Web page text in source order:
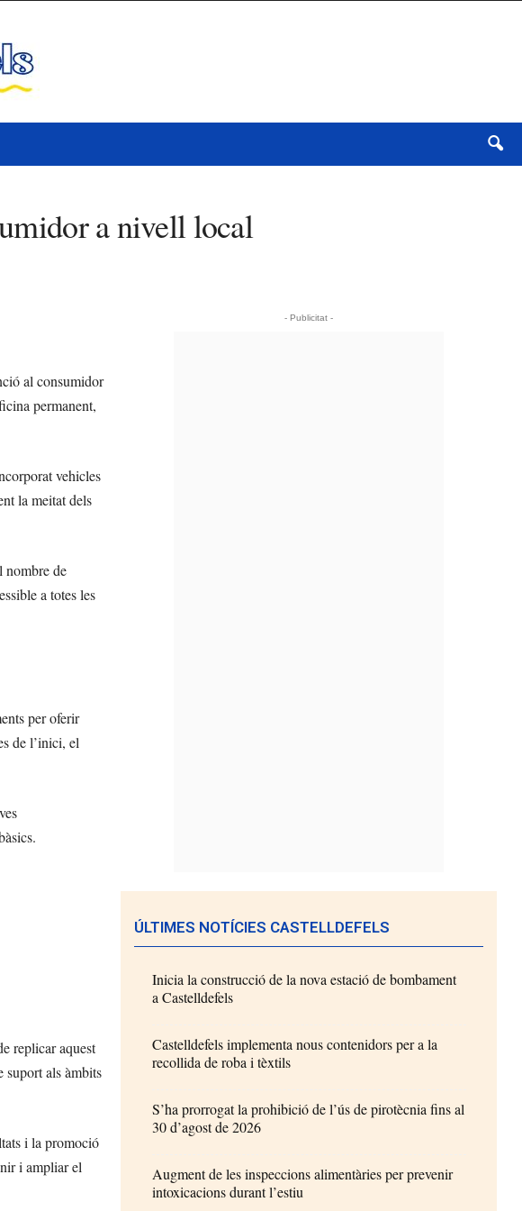
a nivell local
al consumidor
permanent,
vehicles
la meitat dels
nombre de
a totes les
per oferir
de l’inici, el
replicar aquest
suport als àmbits
i la promoció
i ampliar el
- Publicitat -
ÚLTIMES NOTÍCIES CASTELLDEFELS
Inicia la construcció de la nova estació de bombament
a Castelldefels
Castelldefels implementa nous contenidors per a la
recollida de roba i tèxtils
S’ha prorrogat la prohibició de l’ús de pirotècnia fins al
30 d’agost de 2026
Augment de les inspeccions alimentàries per prevenir
intoxicacions durant l’estiu